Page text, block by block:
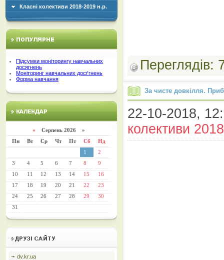
Класні колективи 2018-2019 н.р.
Підсумки моніторингу навчальних
досягнень
Моніторинг навчальних досґгнень
Форма навчання
« Серпень 2026 »
Пн
Вт Ср Чт Пт Сб
Нд
1
2
3
4 5 6 7 8
9
10
11 12 13 14 15
16
17
18 19 20 21 22
23
24
25 26 27 28 29
30
31
dv.kr.ua
За чисте довкілля.
22-10-2018,
колективи